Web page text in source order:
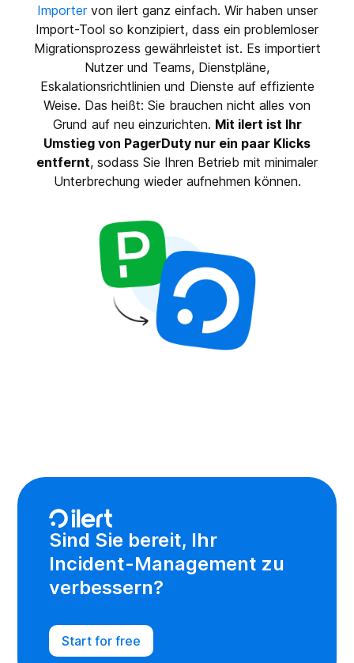
Importervon ilert ganz einfach. Wir haben unser
Import-Tool so konzipiert, dass ein problemloser
Migrationsprozess gewährleistet ist. Es importiert
Nutzer und Teams, Dienstpläne,
Eskalationsrichtlinien und Dienste auf effiziente
Weise. Das heißt: Sie brauchen nicht alles von
Grund auf neu einzurichten. Mit ilert ist Ihr
Umstieg von PagerDuty nur ein paar Klicks
entfernt, sodass Sie Ihren Betrieb mit minimaler
Unterbrechung wieder aufnehmen können.
Sind Sie bereit, Ihr
Incident-Management zu
verbessern?
Start for free